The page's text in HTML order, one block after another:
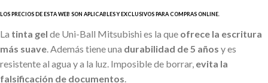
La tinta gel de Uni-Ball Mitsubishi es la que ofrece la escritura
más suave. Además tiene una durabilidad de 5 años y es
resistente al agua y a la luz. Imposible de borrar, evita la
falsificación de documentos.